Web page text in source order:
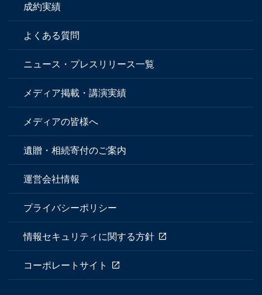
成約実績
よくある質問
ニュース・プレスリリース一覧
メディア掲載・講演実績
メディアの皆様へ
遺贈・相続寄付のご案内
運営会社情報
プライバシーポリシー
情報セキュリティに関する方針
コーポレートサイト